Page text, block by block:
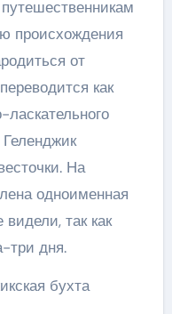
происхождения
от
как
На
одноименная
так как
три дня.
бухта